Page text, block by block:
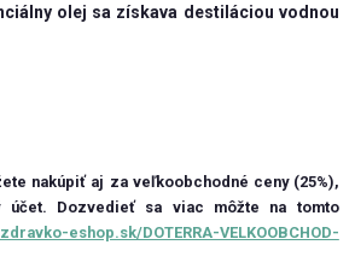
olej sa získava destiláciou vodnou
nakúpiť aj za veľkoobchodné ceny (25%),
účet. Dozvedieť sa viac môžte na tomto
eshop.sk/DOTERRA-VELKOOBCHOD-